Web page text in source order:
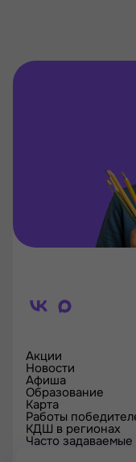
Акции
Новости
Афиша
Образование
Карта
Работы
КДШ в регионах
Часто
Проверка